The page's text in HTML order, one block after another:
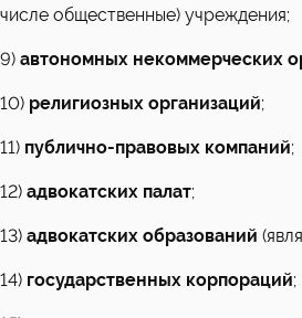
числе общественные) учреждения;
9) автономных некоммерческих
10) религиозных организаций;
11) публично-правовых компаний;
12) адвокатских палат;
13) адвокатских образований
14) государственных корпораций;